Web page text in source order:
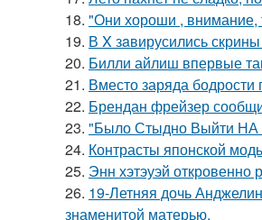
18. "Они хороши , внимание,
19. В X зaвирусились
20. Билли айлиш впервые
21. Вместо заряда бодрости
22. Брендан фрейзер
23. "Было Стыдно Выйти НА
24. Контрасты японской
25. Энн хэтэуэй откровенно
26. 19-Летняя дочь
знаменитой матерью.